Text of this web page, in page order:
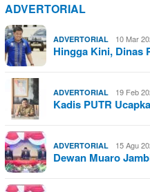
ADVERTORIAL
ADVERTORIAL 10 Mar
Hingga Kini, Dinas
ADVERTORIAL 19 Feb
Kadis PUTR
ADVERTORIAL 15 Agu
Dewan Muaro